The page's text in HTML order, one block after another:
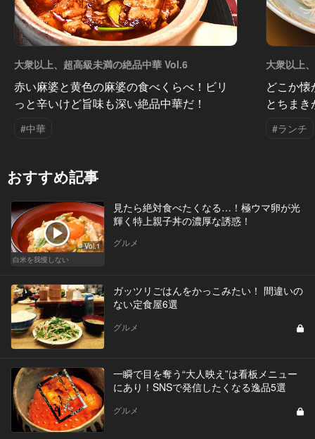
大衆以上、超高級未満の絶品中華 Vol.6
赤い麻婆と黄色の麻婆の食べくらべ！ビリ
っと辛いけど旨味も深い絶品中華だ！
#中華
大衆以上
どこか
とちま
#ランチ
おすすめ記事
Vol.1
白米を我慢しない
見たら絶対食べたくなる…！極ウマ卵が光
輝く特上親子丼の濃厚な誘惑！
グルメ
ガッツリごはんをかっこみたい！ 間違いの
ない定食屋6選
グルメ
一瞬で目を奪う“大人映え”は看板メニュー
にあり！SNSで発信したくなる逸品5選
グルメ